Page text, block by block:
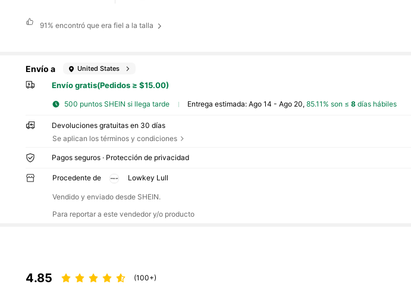
91% encontró que era fiel a la talla
Envío a United States
Envío gratis(Pedidos ≥ $15.00)
500 puntos SHEIN si llega tarde Entrega estimada:Ago 14 - Ago 20,85.11% son ≤8 días hábiles
Devoluciones gratuitas en 30 días
Se aplican los términos y condiciones
Pagos seguros · Protección de privacidad
Procedente de Lowkey Lull
Vendido y enviado desde SHEIN.
Para reportar a este vendedor y/o producto
4.85 (100+)